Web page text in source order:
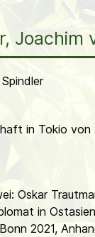
Joachim
in Tokio von
Oskar
in
2021,